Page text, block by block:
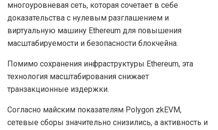
многоуровневая сеть, которая сочетает в себе
доказательства с нулевым разглашением и
виртуальную машину Ethereum для повышения
масштабируемости и безопасности блокчейна.
Помимо сохранения инфраструктуры Ethereum, эта
технология масштабирования снижает
транзакционные издержки.
Согласно майским показателям Polygon zkEVM,
сетевые сборы значительно снизились, а активность и